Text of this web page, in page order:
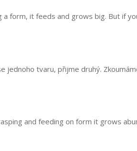
form, it feeds and grows big. But if
jednoho tvaru, přijme druhý.
and feeding on form it grows